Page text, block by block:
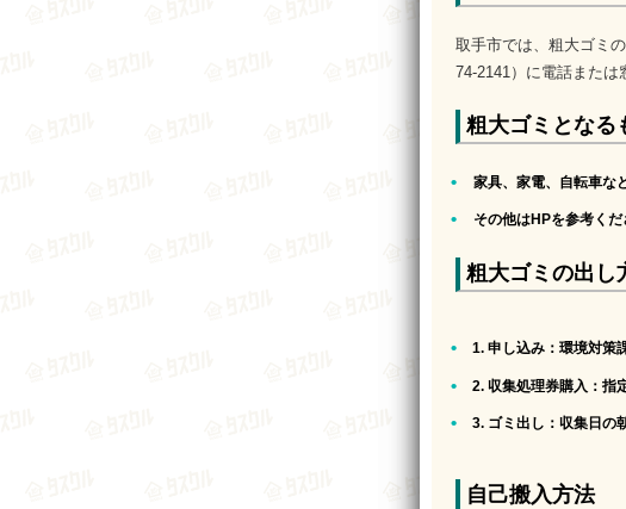
取手市では、粗大ゴミ
74-2141）に電話または
粗大ゴミとなる
家具、家電、自転車な
その他はHPを参考くだ
粗大ゴミの出し
1. 申し込み ：環境対策
2. 収集処理券購入 ：指
3. ゴミ出し ：収集日の
自己搬入方法